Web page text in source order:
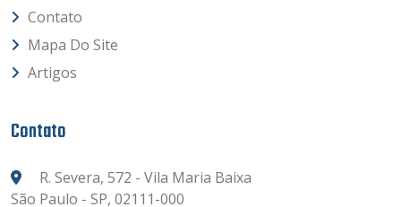
Contato
Mapa Do Site
Artigos
Contato
R. Severa, 572 - Vila Maria Baixa
São Paulo - SP, 02111-000